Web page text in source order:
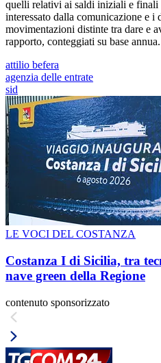
quelli relativi ai saldi iniziali e
interessato dalla comunicazione e
movimentazioni distinte tra dare e
rapporto, conteggiati su base annua.
attilio befera
agenzia delle entrate
sid
LE VOCI DEL COSTANZA
Costanza I di Sicilia, tra
nave green della Regione
contenuto sponsorizzato